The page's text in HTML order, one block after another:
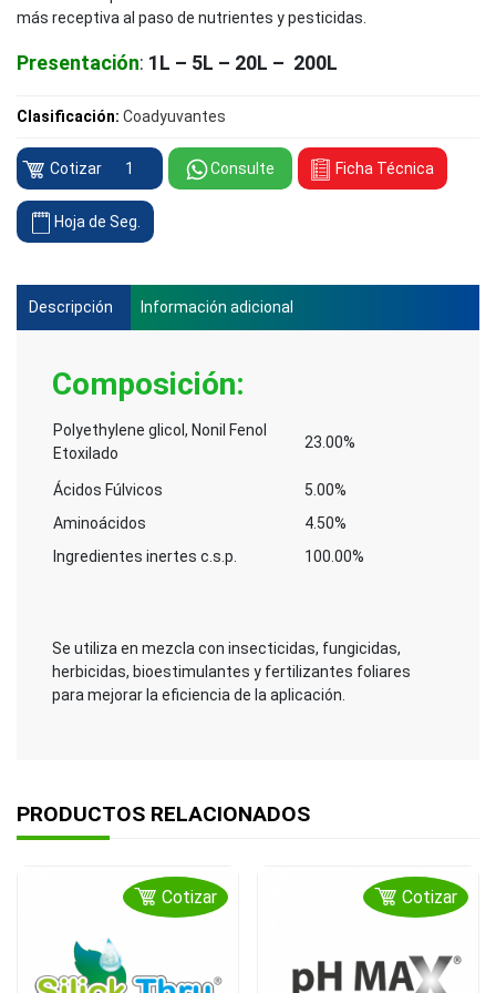
más receptiva al paso de nutrientes y pesticidas.
Presentación: 1L – 5L – 20L – 200L
Clasificación: Coadyuvantes
Cotizar
Cropfield
Adherente
cantidad
Consulte Ficha Técnica
Hoja de Seg.
Descripción Información adicional
Composición:
Polyethylene glicol, Nonil Fenol
Etoxilado
23.00%
Ácidos Fúlvicos
5.00%
Aminoácidos
4.50%
Ingredientes inertes c.s.p.
100.00%
Se utiliza en mezcla con insecticidas, fungicidas,
herbicidas, bioestimulantes y fertilizantes foliares
para mejorar la eficiencia de la aplicación.
PRODUCTOS RELACIONADOS
Cotizar Cotizar